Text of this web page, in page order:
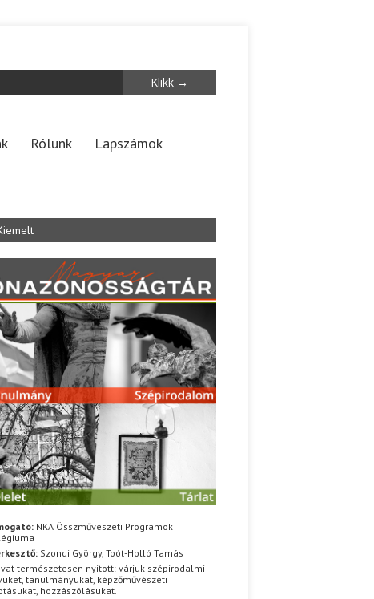
Rólunk
Lapszámok
NKA Összművészeti Programok
Szondi György, Toót-Holló Tamás
természetesen nyitott: várjuk szépirodalmi
tanulmányukat, képzőművészeti
hozzászólásukat.